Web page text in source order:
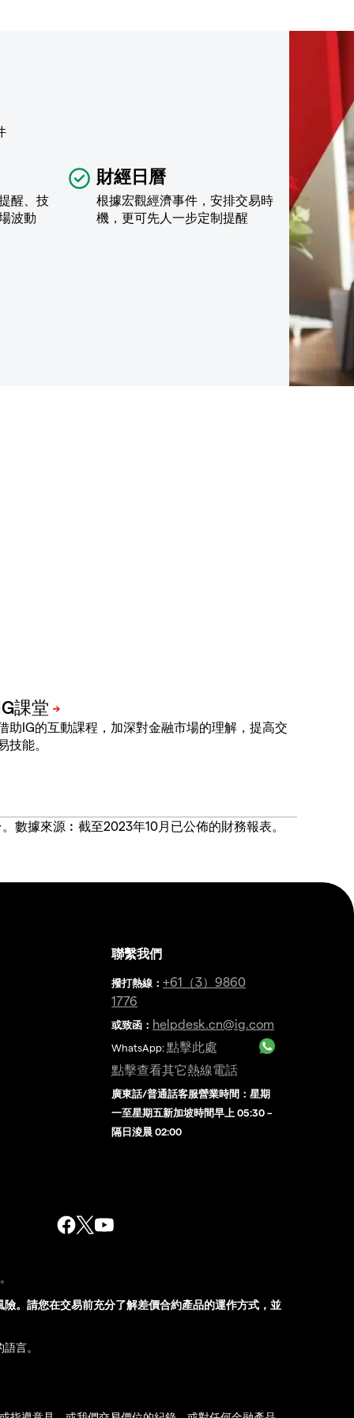
醒、技
波動
財經日曆
根據宏觀經濟事件，安排交易時
機，更可先人一步定制提醒
助IG的互動課程，加深對金融市場的理解，提高交
技能。
數據來源︰截至2023年10月已公佈的財務報表。
聯繫我們
撥打熱線 ：+61（3）9860
1776
或致函： helpdesk.cn@ig.com
WhatsApp:點擊此處
點擊查看其它熱線電話
廣東話/普通話客服營業時間：星期
一至星期五新加坡時間早上 05:30 –
隔日淩晨 02:00
。請您在交易前充分了解差價合約產品的運作方式，並
言。